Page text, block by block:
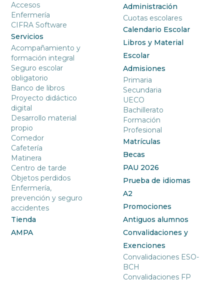
Accesos
Enfermería
CIFRA Software
Servicios
Acompañamiento y
formación integral
Seguro escolar
obligatorio
Banco de libros
Proyecto didáctico
digital
Desarrollo material
propio
Comedor
Cafetería
Matinera
Centro de tarde
Objetos perdidos
Enfermería,
prevención y seguro
accidentes
Tienda
AMPA
Administración
Cuotas escolares
Calendario Escolar
Libros y Material
Escolar
Admisiones
Primaria
Secundaria
UECO
Bachillerato
Formación
Profesional
Matrículas
Becas
PAU 2026
Prueba de idiomas
A2
Promociones
Antiguos alumnos
Convalidaciones y
Exenciones
Convalidaciones ESO-
BCH
Convalidaciones FP